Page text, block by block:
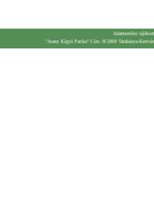
Adatkezelési
"Arany Kígyó Patika" Cím: H-2800 Tatabánya-